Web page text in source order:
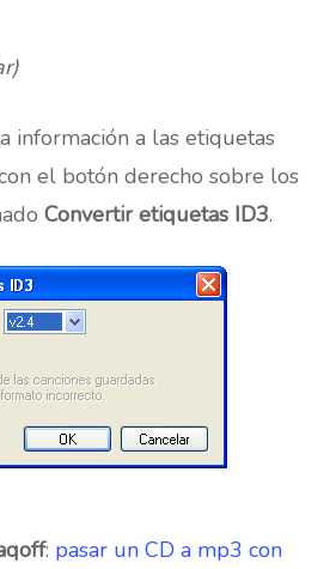
información a las etiquetas
el botón derecho sobre los
Convertir etiquetas ID3.
: pasar un CD a mp3 con